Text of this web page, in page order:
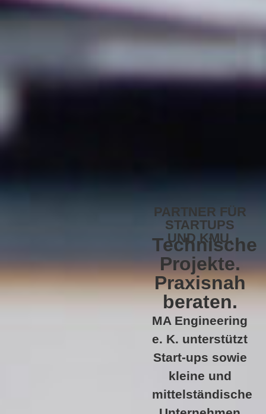
PARTNER FÜR
STARTUPS
UND KMU.
Technische
Projekte.
Praxisnah
beraten.
MA Engineering
e. K. unterstützt
Start-ups sowie
kleine und
mittelständische